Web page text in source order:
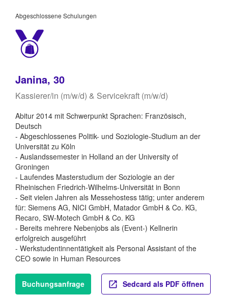
Abgeschlossene Schulungen
Janina, 30
Kassierer/in (m/w/d) & Servicekraft (m/w/d)
Abitur 2014 mit Schwerpunkt Sprachen: Französisch,
Deutsch
- Abgeschlossenes Politik- und Soziologie-Studium an der
Universität zu Köln
- Auslandssemester in Holland an der University of
Groningen
- Laufendes Masterstudium der Soziologie an der
Rheinischen Friedrich-Wilhelms-Universität in Bonn
- Seit vielen Jahren als Messehostess tätig; unter anderem
für: Siemens AG, NICI GmbH, Matador GmbH & Co. KG,
Recaro, SW-Motech GmbH & Co. KG
- Bereits mehrere Nebenjobs als (Event-) Kellnerin
erfolgreich ausgeführt
- Werkstudentinnentätigkeit als Personal Assistant of the
CEO sowie in Human Resources
Buchungsanfrage Sedcard als PDF öffnen